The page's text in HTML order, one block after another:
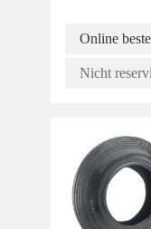
Online
Nicht